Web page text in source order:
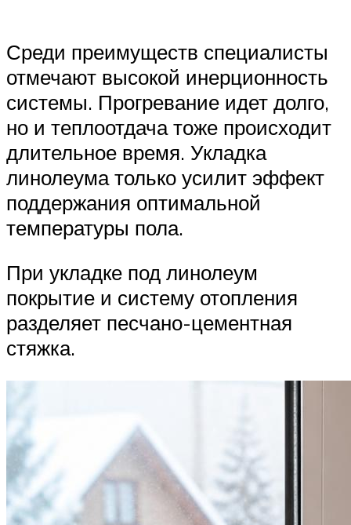
Среди преимуществ специалисты
отмечают высокой инерционность
системы. Прогревание идет долго,
но и теплоотдача тоже происходит
длительное время. Укладка
линолеума только усилит эффект
поддержания оптимальной
температуры пола.
При укладке под линолеум
покрытие и систему отопления
разделяет песчано-цементная
стяжка.